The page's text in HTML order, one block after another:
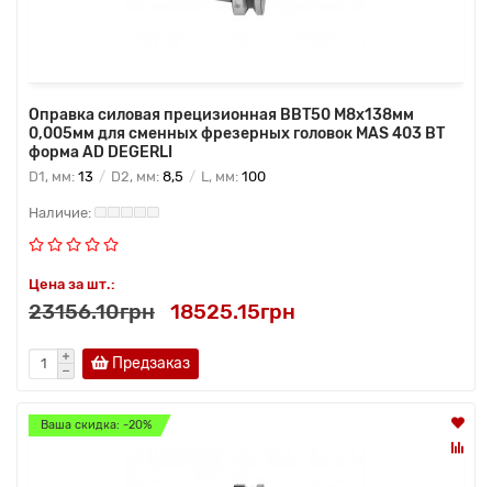
Оправка силовая прецизионная BBT50 M8x138мм
0,005мм для сменных фрезерных головок MAS 403 BT
форма AD DEGERLI
D1, мм: 13 D2, мм: 8,5 L, мм: 100
Цена за шт.:
23156.10грн 18525.15грн
Предзаказ
Ваша скидка: -20%